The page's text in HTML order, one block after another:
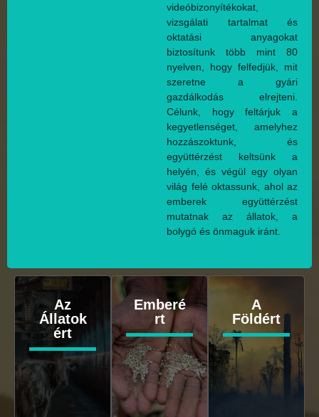
videóbizonyítékokat,
vizsgálati tartalmat és
oktatási anyagokat
biztosítunk több mint 80
nyelven, hogy felfedjük, mit
szeretne a gyári
gazdálkodás elrejteni.
Célunk, hogy feltárjuk a
kegyetlenséget, amelyhez
hozzászoktunk, és
együttérzést keltsünk a
helyén, és végül egy olyan
világ felé oktassunk, ahol az
emberek együttérzést
mutatnak az állatok, a
bolygó és önmaguk iránt.
Az
Állatok
ért
Emberé
rt
A
Földért